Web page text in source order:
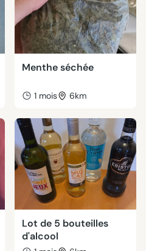
Menthe séchée
1 mois 6km
Lot de 5 bouteilles
d'alcool